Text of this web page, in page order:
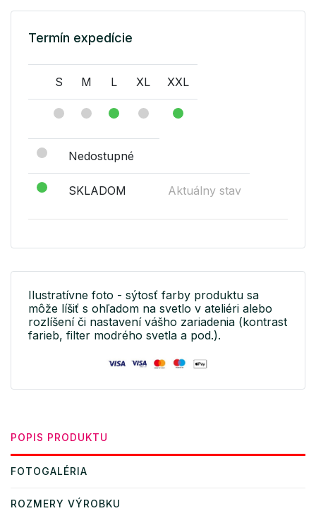
Termín expedície
S M L XL XXL
Nedostupné
SKLADOM Aktuálny stav
Ilustratívne foto - sýtosť farby produktu sa
môže líšiť s ohľadom na svetlo v ateliéri alebo
rozlíšení či nastavení vášho zariadenia (kontrast
farieb, filter modrého svetla a pod.).
POPIS PRODUKTU
FOTOGALÉRIA
ROZMERY VÝROBKU